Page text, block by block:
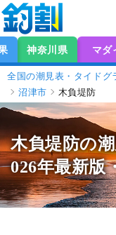
神奈川県 マダ
全国の潮見表・タイドグ
沼津市
木負堤防
木負堤防の
026年最新版